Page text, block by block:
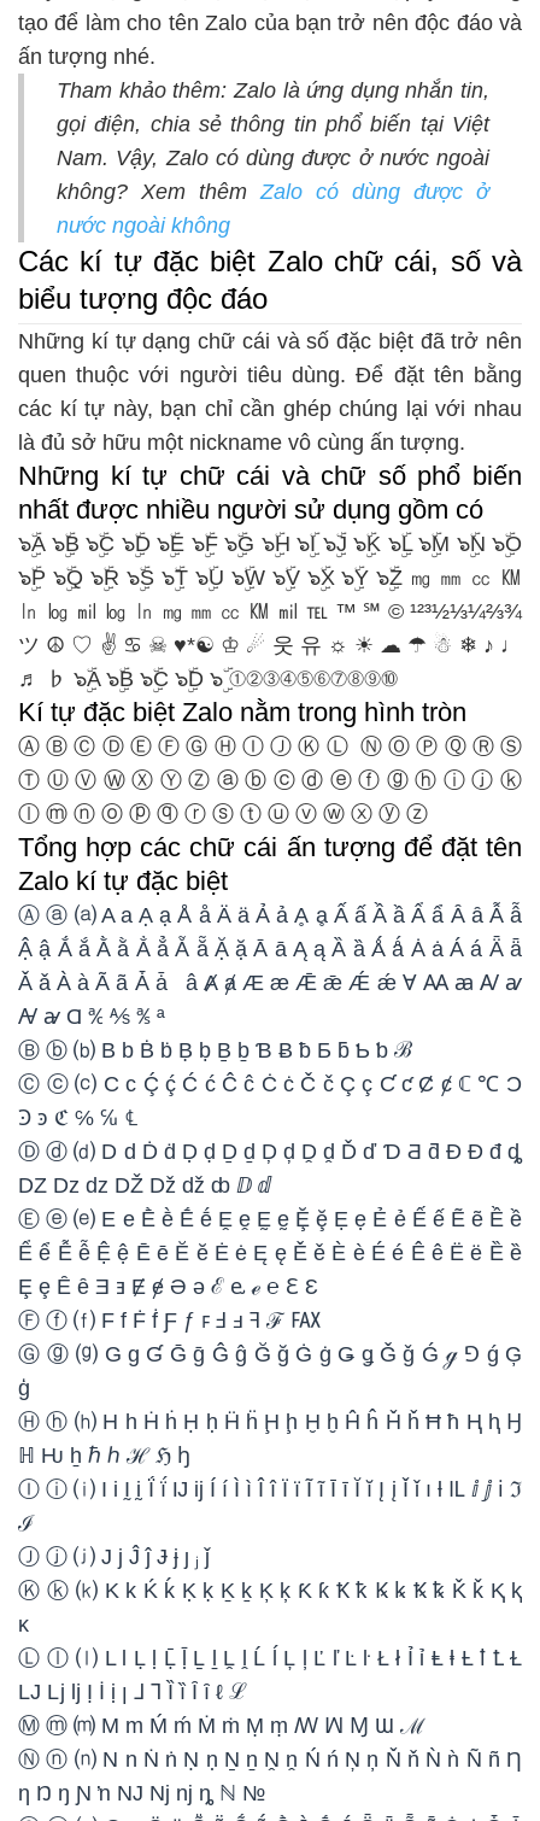
tạo để làm cho tên Zalo của bạn trở nên độc đáo và
ấn tượng nhé.
Tham khảo thêm: Zalo là ứng dụng nhắn tin,
gọi điện, chia sẻ thông tin phổ biến tại Việt
Nam. Vậy, Zalo có dùng được ở nước ngoài
không? Xem thêmZalo có dùng được ở
nước ngoài không
Các kí tự đặc biệt Zalo chữ cái, số và
biểu tượng độc đáo
Những kí tự dạng chữ cái và số đặc biệt đã trở nên
quen thuộc với người tiêu dùng. Để đặt tên bằng
các kí tự này, bạn chỉ cần ghép chúng lại với nhau
là đủ sở hữu một nickname vô cùng ấn tượng.
Những kí tự chữ cái và chữ số phổ biến
nhất được nhiều người sử dụng gồm có
๖ۣۜA ๖ۣۜB ๖ۣۜC ๖ۣۜD ๖ۣۜE ๖ۣۜF ๖ۣۜG ๖ۣۜH ๖ۣۜI ๖ۣۜJ ๖ۣۜK ๖ۣۜL ๖ۣۜM ๖ۣۜN ๖ۣۜO
๖ۣۜP ๖ۣۜQ ๖ۣۜR ๖ۣۜS ๖ۣۜT ๖ۣۜU ๖ۣۜW ๖ۣۜV ๖ۣۜX ๖ۣۜY ๖ۣۜZ ㎎ ㎜ ㏄ ㏎
㏑ ㏒ ㏕ ㏒ ㏑ ㎎ ㎜ ㏄ ㏎ ㏕ ℡ ™ ℠ © ¹²³½⅓¼⅔¾
ツ ☮ ♡ ✌ ♋ ☠ ♥*☯ ♔ ☄ 웃 유 ☼ ☀ ☁ ☂ ☃ ❄ ♪ ♩
♬ ♭ ๖ۣۜA ๖ۣۜB ๖ۣۜC ๖ۣۜD ๖ۣۜ ①②③④⑤⑥⑦⑧⑨⑩
Kí tự đặc biệt Zalo nằm trong hình tròn
Ⓐ Ⓑ Ⓒ Ⓓ Ⓔ Ⓕ Ⓖ Ⓗ Ⓘ Ⓙ Ⓚ Ⓛ Ⓝ Ⓞ Ⓟ Ⓠ Ⓡ Ⓢ
Ⓣ Ⓤ Ⓥ Ⓦ Ⓧ Ⓨ Ⓩ ⓐ ⓑ ⓒ ⓓ ⓔ ⓕ ⓖ ⓗ ⓘ ⓙ ⓚ
ⓛ ⓜ ⓝ ⓞ ⓟ ⓠ ⓡ ⓢ ⓣ ⓤ ⓥ ⓦ ⓧ ⓨ ⓩ
Tổng hợp các chữ cái ấn tượng để đặt tên
Zalo kí tự đặc biệt
Ⓐ ⓐ ⒜ A a Ạ ạ Å å Ä ä Ả ả Ḁ ḁ Ấ ấ Ầ ầ Ẩ ẩ Ȃ ȃ Ẫ ẫ
Ậ ậ Ắ ắ Ằ ằ Ẳ ẳ Ẵ ẵ Ặ ặ Ā ā Ą ą Ȁ ȁ Ǻ ǻ Ȧ ȧ Á á Ǟ ǟ
Ǎ ǎ À à Ã ã Ǡ ǡ â Ⱥ ⱥ Æ æ Ǣ ǣ Ǽ ǽ Ɐ Ꜳ ꜳ Ꜹ ꜹ
Ꜻ ꜻ Ɑ ℀ ⅍ ℁ ª
Ⓑ ⓑ ⒝ B b Ḃ ḃ Ḅ ḅ Ḇ ḇ Ɓ Ƀ ƀ Ƃ ƃ Ƅ ƅ ℬ
Ⓒ ⓒ ⒞ C c Ḉ ḉ Ć ć Ĉ ĉ Ċ ċ Č č Ç ç Ƈ ƈ Ȼ ȼ ℂ ℃ Ɔ
Ꜿ ꜿ ℭ ℅ ℆ ℄
Ⓓ ⓓ ⒟ D d Ḋ ḋ Ḍ ḍ Ḏ ḏ Ḑ ḑ Ḓ ḓ Ď ď Ɗ Ƌ ƌ Ɖ Đ đ ȡ
Ǳ ǲ ǳ Ǆ ǅ ǆ ȸ ⅅ ⅆ
Ⓔ ⓔ ⒠ E e Ḕ ḕ Ḗ ḗ Ḙ ḙ Ḛ ḛ Ḝ ḝ Ẹ ẹ Ẻ ẻ Ế ế Ẽ ẽ Ề ề
Ể ể Ễ ễ Ệ ệ Ē ē Ĕ ĕ Ė ė Ę ę Ě ě È è É é Ê ê Ë ë Ȅ ȅ
Ȩ ȩ Ȇ ȇ Ǝ ⱻ Ɇ ɇ Ə ǝ ℰ ⱸ ℯ ℮ ℇ Ɛ
Ⓕ ⓕ ⒡ F f Ḟ ḟ Ƒ ƒ ꜰ Ⅎ ⅎ ꟻ ℱ ℻
Ⓖ ⓖ ⒢ G g Ɠ Ḡ ḡ Ĝ ĝ Ğ ğ Ġ ġ Ǥ ǥ Ǧ ǧ Ǵ ℊ ⅁ ǵ Ģ
ģ
Ⓗ ⓗ ⒣ H h Ḣ ḣ Ḥ ḥ Ḧ ḧ Ḩ ḩ Ḫ ḫ Ĥ ĥ Ȟ ȟ Ħ ħ Ⱨ ⱨ Ꜧ
ℍ Ƕ ẖ ℏ ℎ ℋ ℌ ꜧ
Ⓘ ⓘ ⒤ I i Ḭ ḭ Ḯ ḯ Ĳ ĳ Í í Ì ì Î î Ï ï Ĩ ĩ Ī ī Ĭ ĭ Į į Ǐ ǐ ı ƚ Ỻ ⅈ ⅉ ℹ ℑ
ℐ
Ⓙ ⓙ ⒥ J j Ĵ ĵ Ɉ ɉ ȷ ⱼ ǰ
Ⓚ ⓚ ⒦ K k Ḱ ḱ Ḳ ḳ Ḵ ḵ Ķ ķ Ƙ ƙ Ꝁ ꝁ Ꝃ ꝃ Ꝅ ꝅ Ǩ ǩ Ⱪ ⱪ
ĸ
Ⓛ ⓛ ⒧ L l Ḷ ḷ Ḹ ḹ Ḻ ḻ Ḽ ḽ Ĺ ĺ Ļ ļ Ľ ľ Ŀ ŀ Ł ł Ỉ ỉ Ⱡ ⱡ Ƚ ꝉ Ꝉ Ɫ
Ǉ ǈ ǉ Ị İ ị ꞁ ⅃ ⅂ Ȉ ȉ Ȋ ȋ ℓ ℒ
Ⓜ ⓜ ⒨ M m Ḿ ḿ Ṁ ṁ Ṃ ṃ ꟿ ꟽ Ɱ Ɯ ℳ
Ⓝ ⓝ ⒩ N n Ṅ ṅ Ṇ ṇ Ṉ ṉ Ṋ ṋ Ń ń Ņ ņ Ň ň Ǹ ǹ Ñ ñ Ƞ
ƞ Ŋ ŋ Ɲ ŉ Ǌ ǋ ǌ ȵ ℕ №